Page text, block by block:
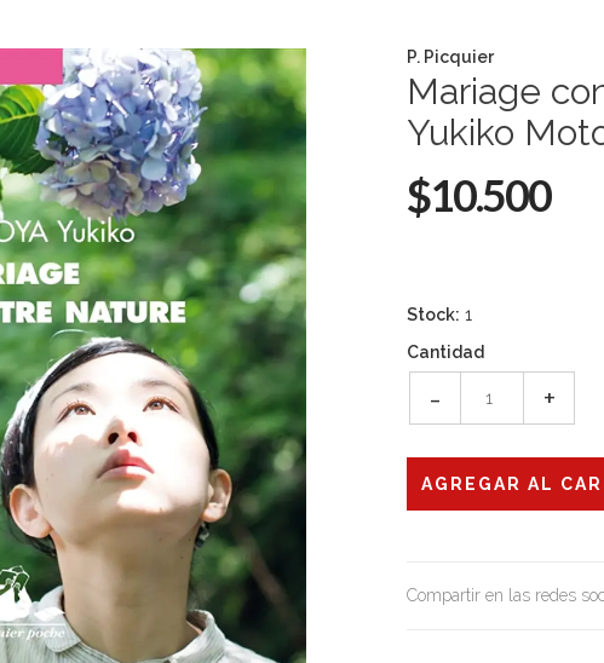
P. Picquier
Mariage
Yukiko
$10.500
Stock: 1
Cantidad
- +
Compartir en las redes